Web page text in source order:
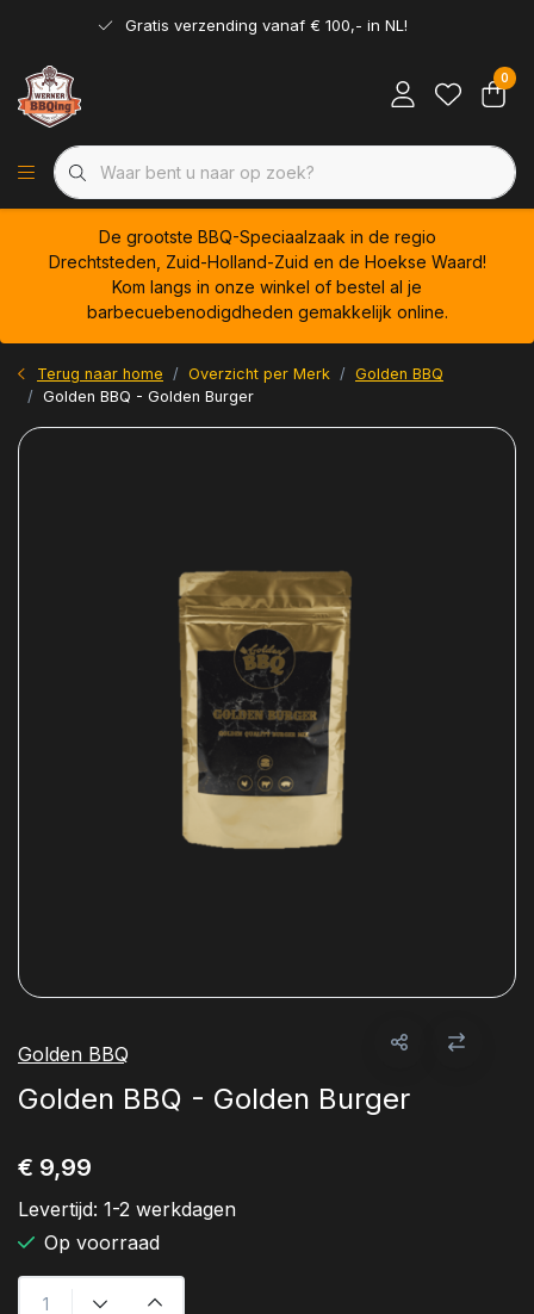
Gratis verzending vanaf € 100,- in NL!
0
De grootste BBQ-Speciaalzaak in de regio
Drechtsteden, Zuid-Holland-Zuid en de Hoekse Waard!
Kom langs in onze winkel of bestel al je
barbecuebenodigdheden gemakkelijk online.
Terug naar home Overzicht per Merk
Golden BBQ
Golden BBQ - Golden Burger
Golden BBQ
Golden BBQ - Golden Burger
€ 9,99
Levertijd: 1-2 werkdagen
Op voorraad